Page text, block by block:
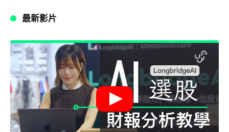
最新影片